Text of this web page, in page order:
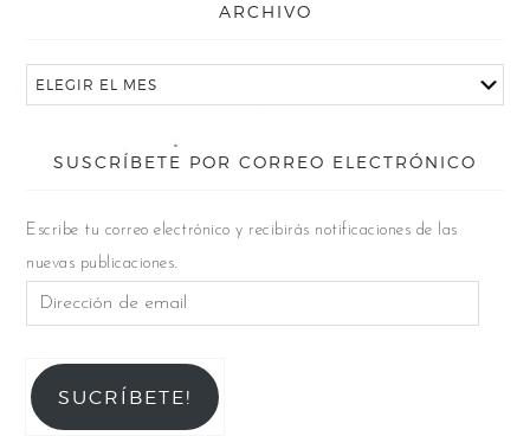
ARCHIVO
SUSCRÍBETE POR CORREO ELECTRÓNICO
Escribe tu correo electrónico y recibirás notificaciones de las
nuevas publicaciones.
SUCRÍBETE!